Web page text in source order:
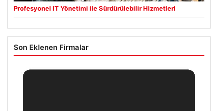
Profesyonel IT Yönetimi ile Sürdürülebilir Hizmetleri
Son Eklenen Firmalar